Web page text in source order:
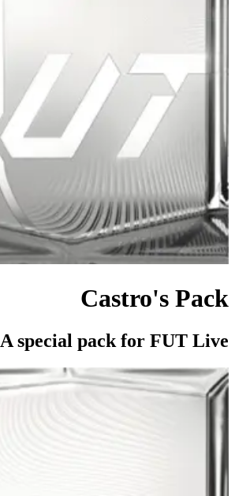
Castro's Pack
A special pack for FUT Live.